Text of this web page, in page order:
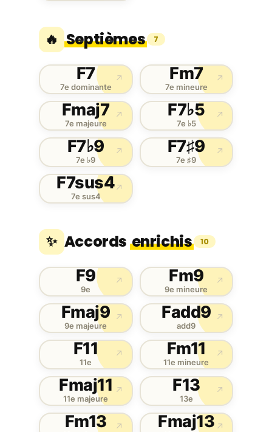
🔥 Septièmes 7
F7
7e dominante
↗ Fm7
7e mineure
↗
Fmaj7
7e majeure
↗ F7♭5
7e ♭5
↗
F7♭9
7e ♭9
↗ F7♯9
7e ♯9
↗
F7sus4
7e sus4
↗
✨ Accords enrichis 10
F9
9e
↗ Fm9
9e mineure
↗
Fmaj9
9e majeure
↗ Fadd9
add9
↗
F11
11e
↗ Fm11
11e mineure
↗
Fmaj11
11e majeure
↗ F13
13e
↗
Fm13 ↗ Fmaj13 ↗